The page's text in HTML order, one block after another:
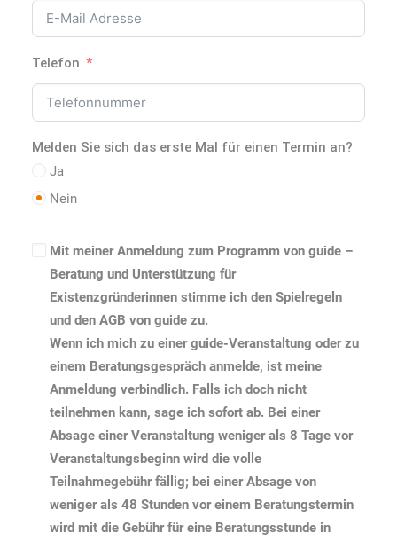
Telefon
Melden Sie sich das erste Mal für einen Termin an?
Ja
Nein
Mit meiner Anmeldung zum Programm von guide –
Beratung und Unterstützung für
Existenzgründerinnen stimme ich den Spielregeln
und den AGB von guide zu.
Wenn ich mich zu einer guide-Veranstaltung oder zu
einem Beratungsgespräch anmelde, ist meine
Anmeldung verbindlich. Falls ich doch nicht
teilnehmen kann, sage ich sofort ab. Bei einer
Absage einer Veranstaltung weniger als 8 Tage vor
Veranstaltungsbeginn wird die volle
Teilnahmegebühr fällig; bei einer Absage von
weniger als 48 Stunden vor einem Beratungstermin
wird mit die Gebühr für eine Beratungsstunde in